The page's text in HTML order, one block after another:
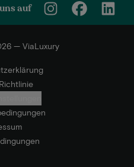
auf
— ViaLuxury